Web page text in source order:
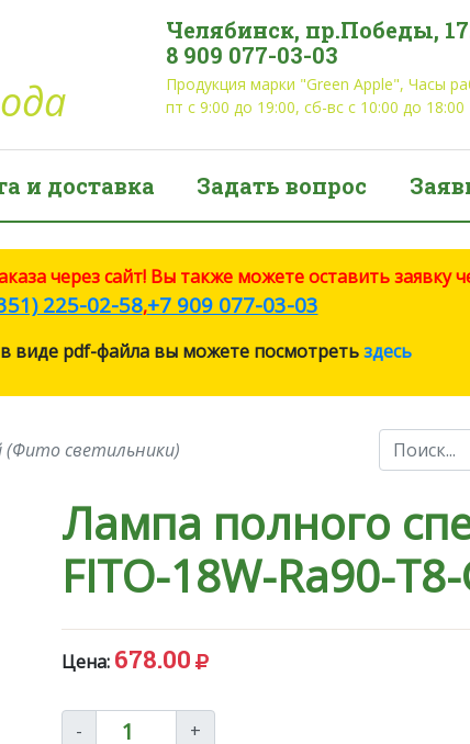
Челябинск, пр.Победы,
8 909 077-03-03
Продукция марки "Green Apple", Часы
пт с 9:00 до 19:00, сб-вс с 10:00 до 18:00
и доставка Задать вопрос
через сайт! Вы также можете оставить заявку
225-02-58,+7 909 077-03-03
виде pdf-файла вы можете посмотретьздесь
(Фито светильники)
Лампа полного
FITO-18W-Ra90-
Цена: 678.00
- +